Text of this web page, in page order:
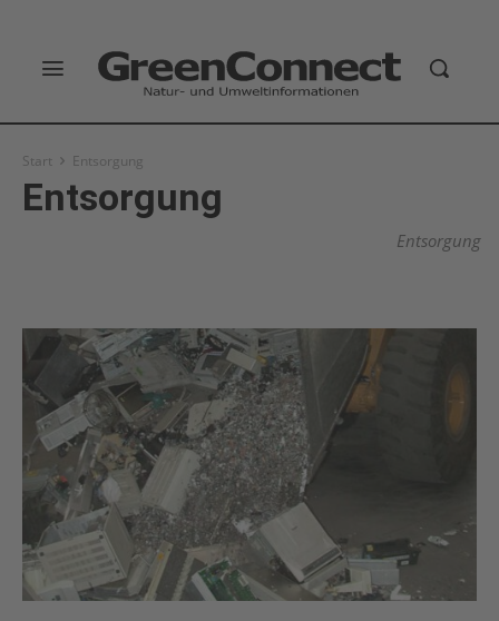
Start Entsorgung
Entsorgung
Entsorgung